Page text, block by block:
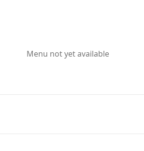
Menu not yet available